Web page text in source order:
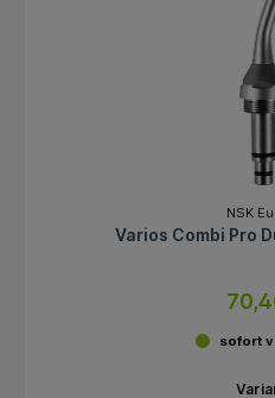
NSK
Varios Combi Pro
sofort